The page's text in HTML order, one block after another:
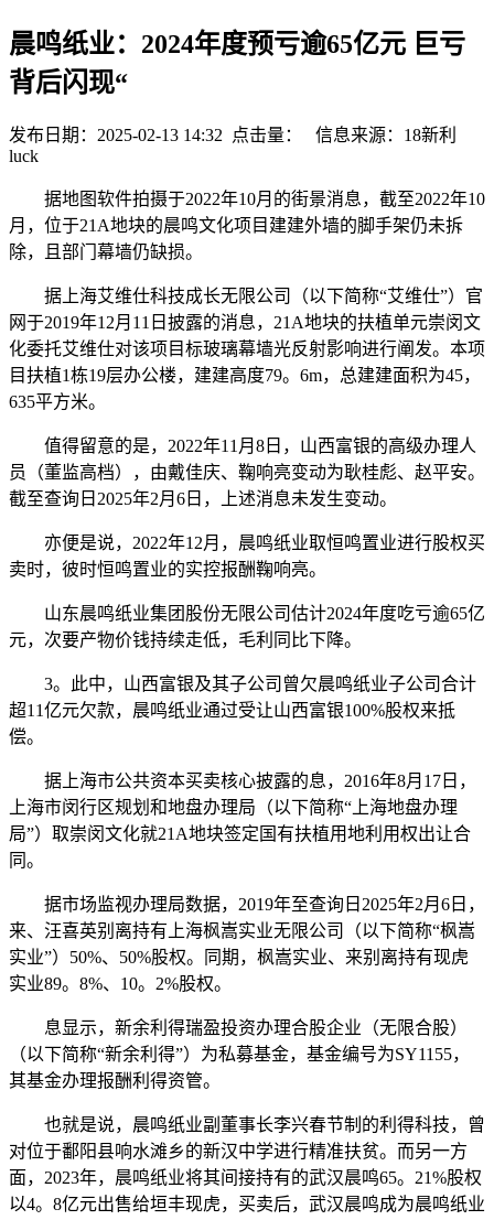
晨鸣纸业：2024年度预亏逾65亿元 巨亏
背后闪现“
发布日期：2025-02-13 14:32 点击量：
信息来源：18新利
luck
据地图软件拍摄于2022年10月的街景消息，截至2022年10
月，位于21A地块的晨鸣文化项目建建外墙的脚手架仍未拆
除，且部门幕墙仍缺损。
据上海艾维仕科技成长无限公司（以下简称“艾维仕”）官
网于2019年12月11日披露的消息，21A地块的扶植单元崇闵文
化委托艾维仕对该项目标玻璃幕墙光反射影响进行阐发。本项
目扶植1栋19层办公楼，建建高度79。6m，总建建面积为45，
635平方米。
值得留意的是，2022年11月8日，山西富银的高级办理人
员（董监高档），由戴佳庆、鞠响亮变动为耿桂彪、赵平安。
截至查询日2025年2月6日，上述消息未发生变动。
亦便是说，2022年12月，晨鸣纸业取恒鸣置业进行股权买
卖时，彼时恒鸣置业的实控报酬鞠响亮。
山东晨鸣纸业集团股份无限公司估计2024年度吃亏逾65亿
元，次要产物价钱持续走低，毛利同比下降。
3。此中，山西富银及其子公司曾欠晨鸣纸业子公司合计
超11亿元欠款，晨鸣纸业通过受让山西富银100%股权来抵
偿。
据上海市公共资本买卖核心披露的息，2016年8月17日，
上海市闵行区规划和地盘办理局（以下简称“上海地盘办理
局”）取崇闵文化就21A地块签定国有扶植用地利用权出让合
同。
据市场监视办理局数据，2019年至查询日2025年2月6日，
来、汪喜英别离持有上海枫嵩实业无限公司（以下简称“枫嵩
实业”）50%、50%股权。同期，枫嵩实业、来别离持有现虎
实业89。8%、10。2%股权。
息显示，新余利得瑞盈投资办理合股企业（无限合股）
（以下简称“新余利得”）为私募基金，基金编号为SY1155，
其基金办理报酬利得资管。
也就是说，晨鸣纸业副董事长李兴春节制的利得科技，曾
对位于鄱阳县响水滩乡的新汉中学进行精准扶贫。而另一方
面，2023年，晨鸣纸业将其间接持有的武汉晨鸣65。21%股权
以4。8亿元出售给垣丰现虎，买卖后，武汉晨鸣成为晨鸣纸业